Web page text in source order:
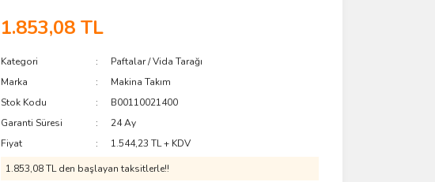
1.853,08 TL
Kategori
Paftalar / Vida Tarağı
Marka
Makina Takım
Stok Kodu
B00110021400
Garanti Süresi
24 Ay
Fiyat
1.544,23 TL + KDV
1.853,08 TL den başlayan taksitlerle!!